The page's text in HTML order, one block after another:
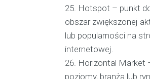
Hotspot – punkt
obszar zwiększonej
lub popularności na
internetowej.
Horizontal Market
poziomy, branża lub